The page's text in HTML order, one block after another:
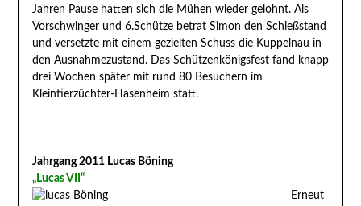
Jahren Pause hatten sich die Mühen wieder gelohnt. Als
Vorschwinger und 6.Schütze betrat Simon den Schießstand
und versetzte mit einem gezielten Schuss die Kuppelnau in
den Ausnahmezustand. Das Schützenkönigsfest fand knapp
drei Wochen später mit rund 80 Besuchern im
Kleintierzüchter-Hasenheim statt.
Jahrgang 2011 Lucas Böning
„Lucas VII“
Erneut